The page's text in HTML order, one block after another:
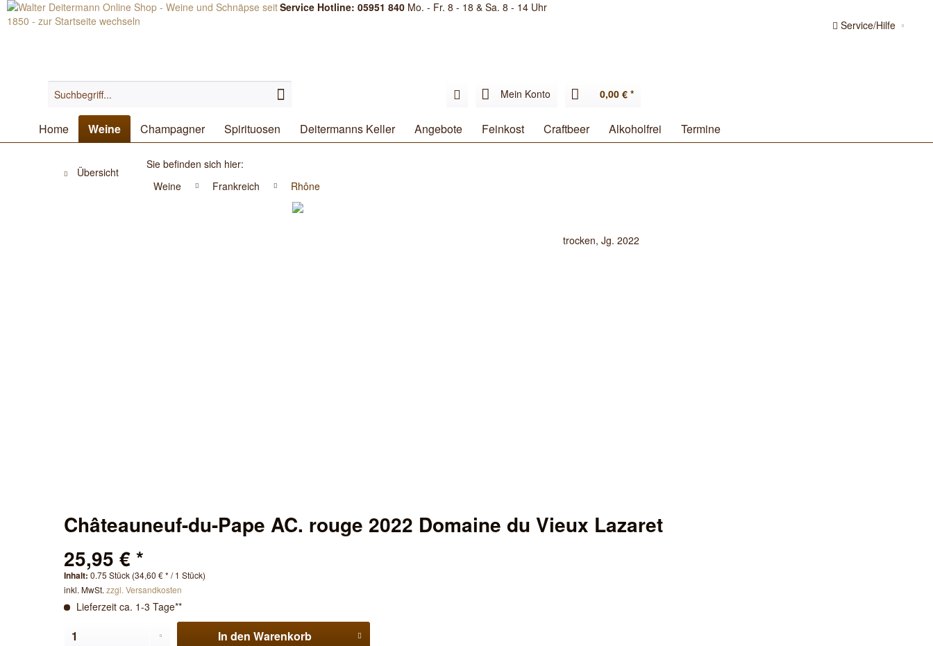
Service Hotline: 05951 840 Mo. - Fr. 8 - 18 & Sa. 8 - 14 Uhr
Service/Hilfe
Mein Konto 0,00 € *
Home Weine Champagner Spirituosen Deitermanns Keller Angebote Feinkost Craftbeer Alkoholfrei Termine
Übersicht
Sie befinden sich hier:
Weine
Frankreich Rhône
Châteauneuf-du-Pape AC. rouge 2022 Domaine du Vieux Lazaret
trocken, Jg. 2022
25,95 € *
Inhalt: 0.75 Stück (34,60 € * / 1 Stück)
inkl. MwSt. zzgl. Versandkosten
Lieferzeit ca. 1-3 Tage**
In den Warenkorb